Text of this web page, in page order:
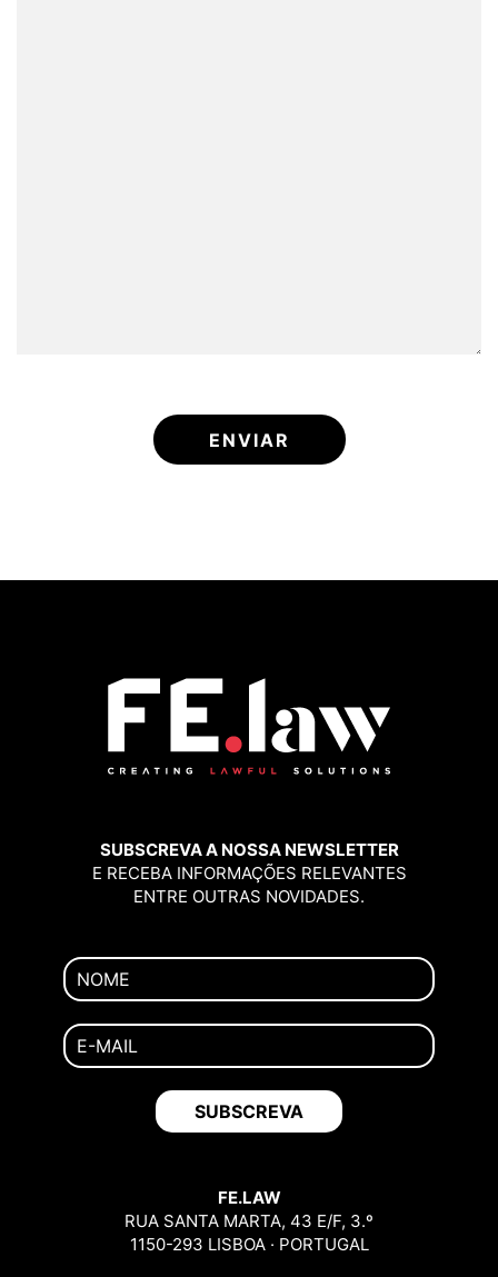
SUBSCREVA A NOSSA NEWSLETTER
E RECEBA INFORMAÇÕES RELEVANTES
ENTRE OUTRAS NOVIDADES.
FE.LAW
RUA SANTA MARTA, 43 E/F, 3.º
1150-293 LISBOA · PORTUGAL